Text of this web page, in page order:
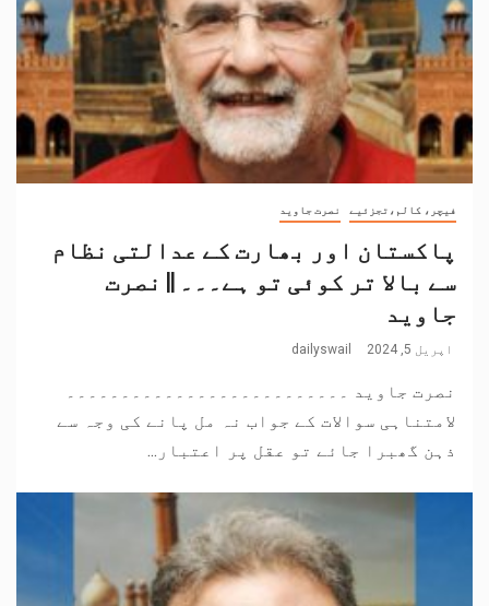
فیچر، کالم،تجزئیے نصرت جاوید
پاکستان اور بھارت کے عدالتی نظام
سے بالا تر کوئی تو ہے۔۔۔ || نصرت
جاوید
اپریل 5, 2024 dailyswail
نصرت جاوید ۔۔۔۔۔۔۔۔۔۔۔۔۔۔۔۔۔۔۔۔۔۔۔۔۔۔
لامتناہی سوالات کے جواب نہ مل پانے کی وجہ سے
ذہن گھبرا جائے تو عقل پر اعتبار...